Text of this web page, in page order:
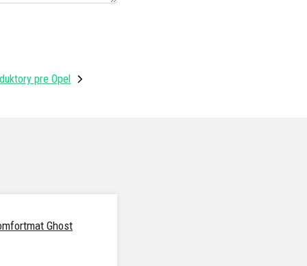
pre Opel
Ghost